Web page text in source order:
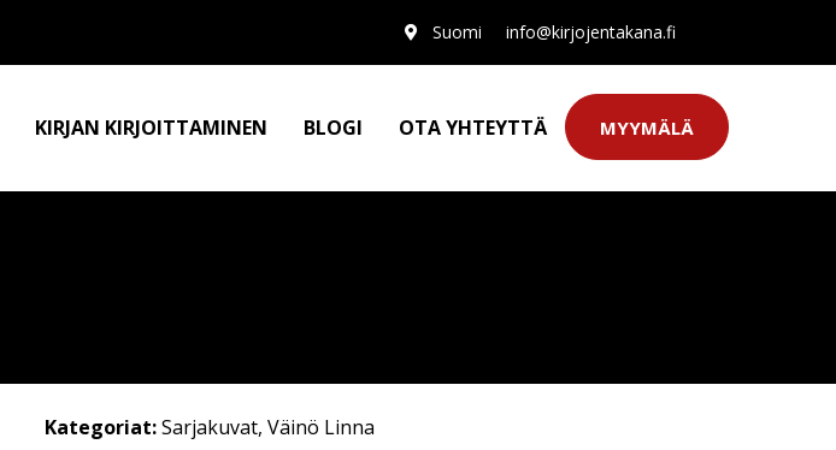
Suomi info@kirjojentakana.fi
KIRJAN KIRJOITTAMINEN BLOGI OTA YHTEYTTÄ MYYMÄLÄ
Kategoriat:Sarjakuvat, Väinö Linna